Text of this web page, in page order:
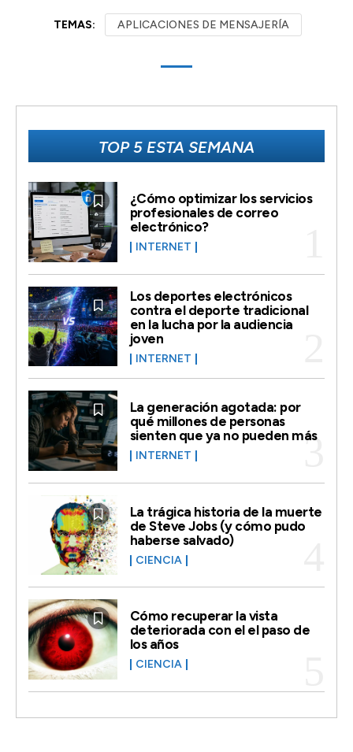
TEMAS: APLICACIONES DE MENSAJERÍA
TOP 5 ESTA SEMANA
¿Cómo optimizar los servicios
profesionales de correo
electrónico?
INTERNET
Los deportes electrónicos
contra el deporte tradicional
en la lucha por la audiencia
joven
INTERNET
La generación agotada: por
qué millones de personas
sienten que ya no pueden más
INTERNET
La trágica historia de la muerte
de Steve Jobs (y cómo pudo
haberse salvado)
CIENCIA
Cómo recuperar la vista
deteriorada con el el paso de
los años
CIENCIA